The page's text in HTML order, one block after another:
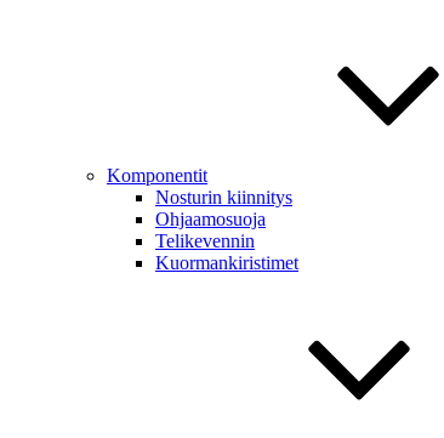
Komponentit
Nosturin kiinnitys
Ohjaamosuoja
Telikevennin
Kuormankiristimet